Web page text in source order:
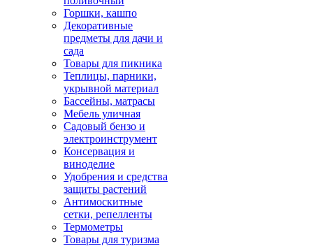
Горшки, кашпо
Декоративные
предметы для дачи и
сада
Товары для пикника
Теплицы, парники,
укрывной материал
Бассейны, матрасы
Мебель уличная
Садовый бензо и
электроинструмент
Консервация и
виноделие
Удобрения и средства
защиты растений
Антимоскитные
сетки, репелленты
Термометры
Товары для туризма